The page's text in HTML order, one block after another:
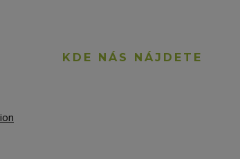
KDE NÁS NÁJDETE